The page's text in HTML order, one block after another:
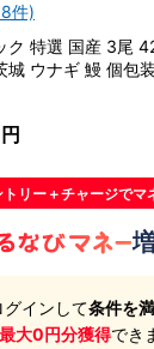
件)
ク 特選 国産 3尾
城 ウナギ 鰻 個包
リー＋チャージでマ
グインして条件を
最大0円分獲得でき